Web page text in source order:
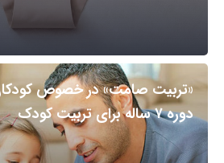
«تربیت صامت» در خصوص
دوره ۷ ساله برای تربیت کودک